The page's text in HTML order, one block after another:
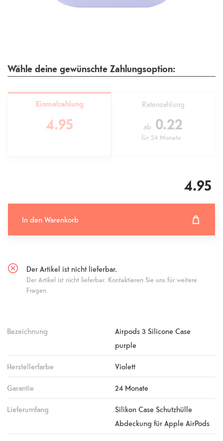
Wähle deine gewünschte Zahlungsoption:
Einmalzahlung
4.95
Ratenzahlung
ab 0.22
für 24 Monate
4.95
In den Warenkorb
Der Artikel ist nicht lieferbar.
Der Artikel ist nicht lieferbar. Kontaktieren Sie uns für weitere
Fragen.
Bezeichnung
Airpods 3 Silicone Case
purple
Herstellerfarbe Violett
Garantie 24 Monate
Lieferumfang
Silikon Case Schutzhülle
Abdeckung für Apple AirPods